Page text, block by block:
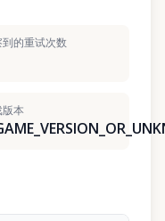
的重试次数
版本